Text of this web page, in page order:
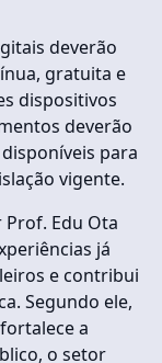
deverão
gratuita e
dispositivos
deverão
para
vigente.
Edu Ota
já
e contribui
Segundo ele,
a
o setor